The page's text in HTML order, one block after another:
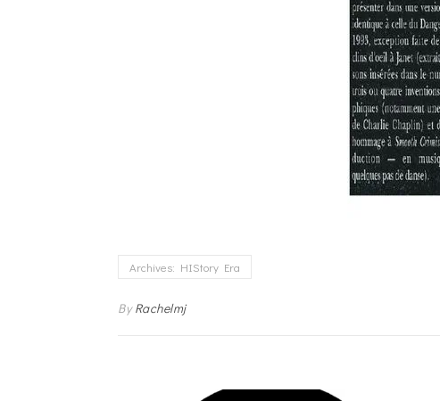
Archives: HIStory Era
ByRachelmj